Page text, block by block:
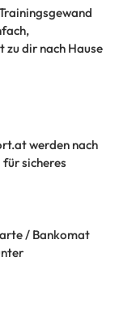
dir nach Hause
werden nach
sicheres
/ Bankomat